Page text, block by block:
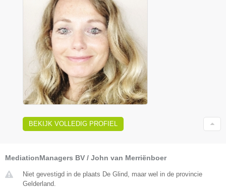
BEKIJK VOLLEDIG PROFIEL
MediationManagers BV / John van Merriënboer
Niet gevestigd in de plaats De Glind, maar wel in de provincie
Gelderland.